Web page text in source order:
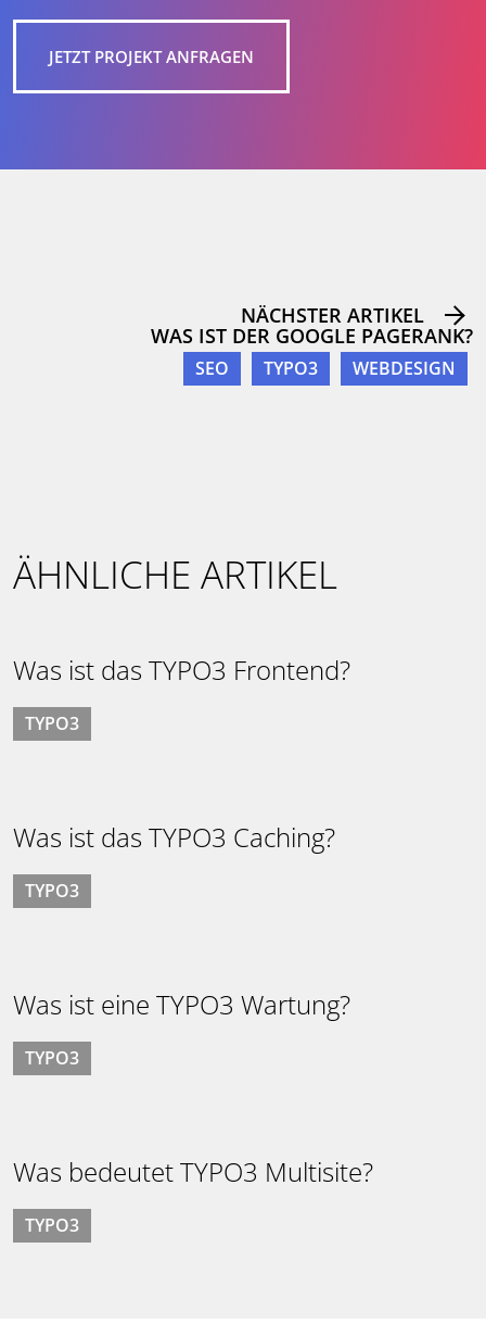
JETZT PROJEKT ANFRAGEN
NÄCHSTER ARTIKEL
WAS IST DER GOOGLE PAGERANK?
SEO TYPO3 WEBDESIGN
ÄHNLICHE ARTIKEL
Was ist das TYPO3 Frontend?
TYPO3
Was ist das TYPO3 Caching?
TYPO3
Was ist eine TYPO3 Wartung?
TYPO3
Was bedeutet TYPO3 Multisite?
TYPO3